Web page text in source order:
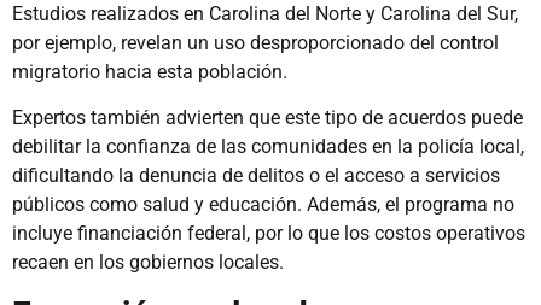
Estudios realizados en Carolina del Norte y Carolina del Sur,
por ejemplo, revelan un uso desproporcionado del control
migratorio hacia esta población.
Expertos también advierten que este tipo de acuerdos puede
debilitar la confianza de las comunidades en la policía local,
dificultando la denuncia de delitos o el acceso a servicios
públicos como salud y educación. Además, el programa no
incluye financiación federal, por lo que los costos operativos
recaen en los gobiernos locales.